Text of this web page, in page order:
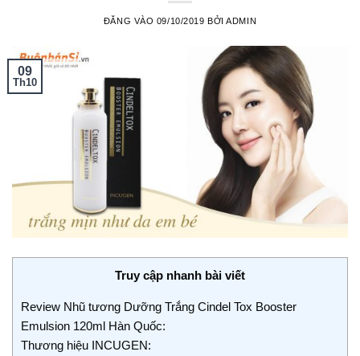
ĐĂNG VÀO 09/10/2019 BỞIADMIN
09
Th10
Truy cập nhanh bài viết
Review Nhũ tương Dưỡng Trắng Cindel Tox Booster
Emulsion 120ml Hàn Quốc:
Thương hiệu INCUGEN: